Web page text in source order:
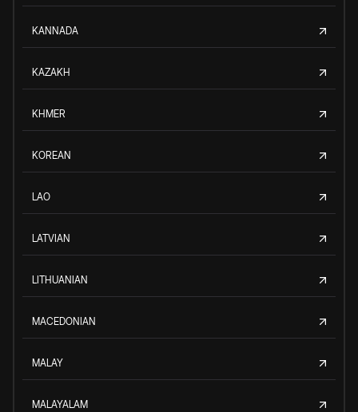
KANNADA
KAZAKH
KHMER
KOREAN
LAO
LATVIAN
LITHUANIAN
MACEDONIAN
MALAY
MALAYALAM